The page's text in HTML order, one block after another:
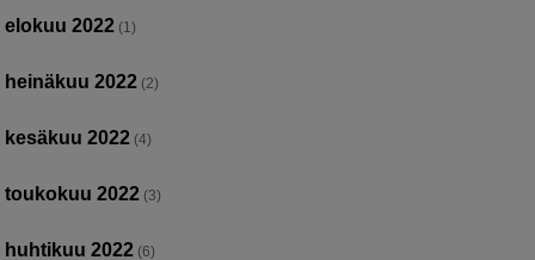
elokuu 2022 (1)
heinäkuu 2022 (2)
kesäkuu 2022 (4)
toukokuu 2022 (3)
huhtikuu 2022 (6)